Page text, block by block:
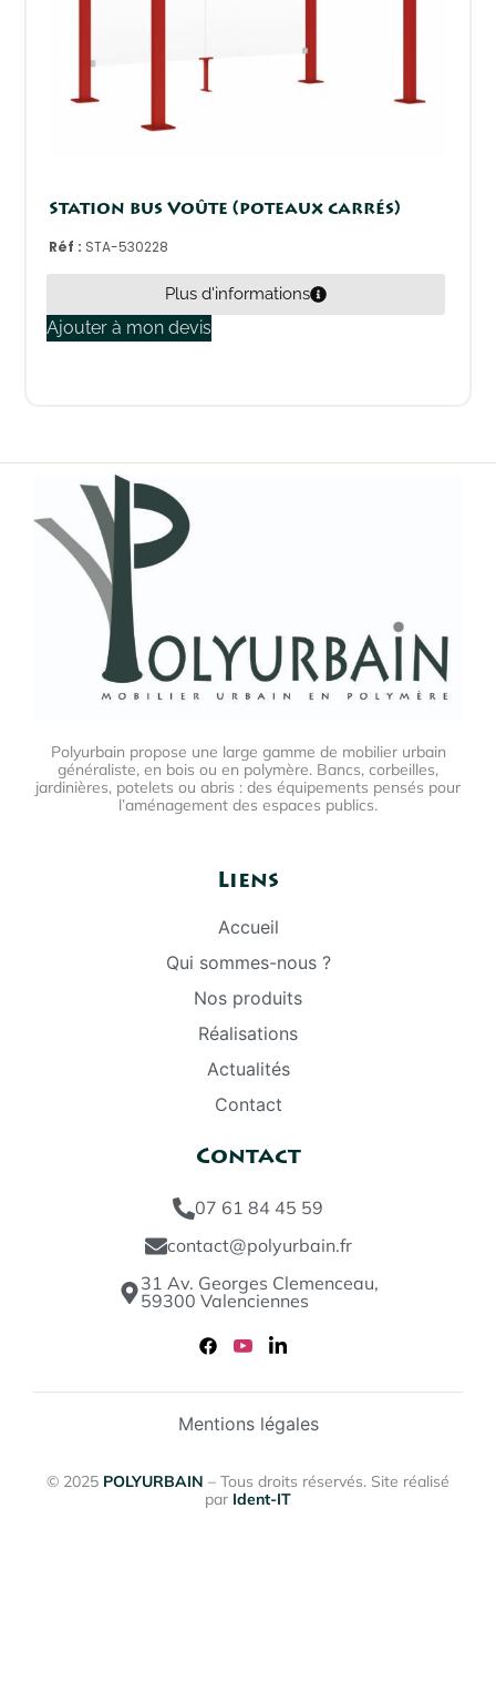
Station bus Voûte (poteaux carrés)
Réf : STA-530228
Plus d'informations
Ajouter à mon devis
Polyurbain propose une large gamme de mobilier urbain
généraliste, en bois ou en polymère. Bancs, corbeilles,
jardinières, potelets ou abris : des équipements pensés pour
l’aménagement des espaces publics.
Liens
Accueil
Qui sommes-nous ?
Nos produits
Réalisations
Actualités
Contact
Contact
07 61 84 45 59
contact@polyurbain.fr
31 Av. Georges Clemenceau,
59300 Valenciennes
© 2025 POLYURBAIN – Tous droits réservés. Site réalisé
par Ident-IT
Mentions légales